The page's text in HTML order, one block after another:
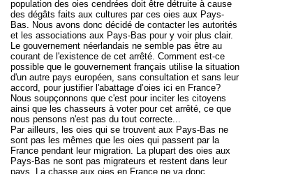
population des oies cendrées doit être détruite à cause
des dégâts faits aux cultures par ces oies aux Pays-
Bas. Nous avons donc décidé de contacter les autorités
et les associations aux Pays-Bas pour y voir plus clair.
Le gouvernement néerlandais ne semble pas être au
courant de l'existence de cet arrêté. Comment est-ce
possible que le gouvernement français utilise la situation
d'un autre pays européen, sans consultation et sans leur
accord, pour justifier l'abattage d’oies ici en France?
Nous soupçonnons que c'est pour inciterles citoyens
ainsi que les chasseurs à voter pour cet arrêté, ce que
nous pensons n'est pas du tout correcte...
Par ailleurs, les oies qui se trouvent aux Pays-Bas ne
sont pas les mêmes que les oies qui passent par la
France pendant leur migration. La plupart des oies aux
Pays-Bas ne sont pas migrateurs et restent dans leur
pays. La chasse aux oies en France ne va donc